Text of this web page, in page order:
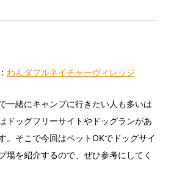
わんダフルネイチャーヴィレッジ
一緒にキャンプに行きたい人も多いは
ドッグフリーサイトやドッグランがあ
。そこで今回はペットOKでドッグサイ
場を紹介するので、ぜひ参考にしてく